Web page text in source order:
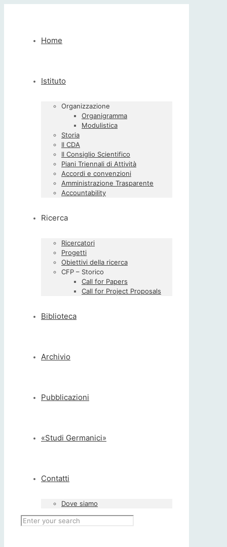
Home
Istituto
Organizzazione
Organigramma
Modulistica
Storia
Il CDA
Il Consiglio Scientifico
Piani Triennali di Attività
Accordi e convenzioni
Amministrazione Trasparente
Accountability
Ricerca
Ricercatori
Progetti
Obiettivi della ricerca
CFP – Storico
Call for Papers
Call for Project Proposals
Biblioteca
Archivio
Pubblicazioni
«Studi Germanici»
Contatti
Dove siamo